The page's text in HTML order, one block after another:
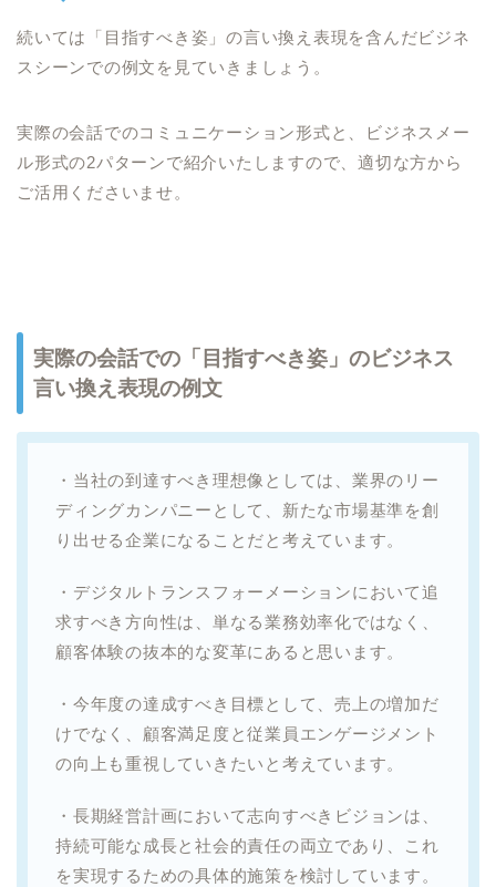
続いては「目指すべき姿」の言い換え表現を含んだビジネ
スシーンでの例文を見ていきましょう。
実際の会話でのコミュニケーション形式と、ビジネスメー
ル形式の2パターンで紹介いたしますので、適切な方から
ご活用くださいませ。
実際の会話での「目指すべき姿」のビジネス
言い換え表現の例文
・当社の到達すべき理想像としては、業界のリー
ディングカンパニーとして、新たな市場基準を創
り出せる企業になることだと考えています。
・デジタルトランスフォーメーションにおいて追
求すべき方向性は、単なる業務効率化ではなく、
顧客体験の抜本的な変革にあると思います。
・今年度の達成すべき目標として、売上の増加だ
けでなく、顧客満足度と従業員エンゲージメント
の向上も重視していきたいと考えています。
・長期経営計画において志向すべきビジョンは、
持続可能な成長と社会的責任の両立であり、これ
を実現するための具体的施策を検討しています。